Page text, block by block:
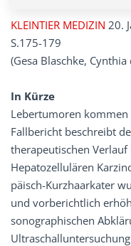
KLEINTIER MEDIZIN 20.
S.175-179
(Gesa Blaschke,
In Kürze
Lebertumoren kommen
Fallbericht beschreibt
therapeutischen
Hepatozellulären
päisch-Kurzhaarkater
und vorberichtlich
sonographischen